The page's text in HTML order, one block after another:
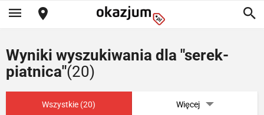
Wyniki wyszukiwania dla "serek-
piatnica"(20)
Wszystkie (20) Więcej